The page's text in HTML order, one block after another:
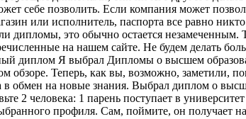
себе позволить. Если компания может
или исполнитель, паспорта все равно
дипломы, это обычно остается незамеченным.
на нашем сайте. Не будем делать
диплом Я выбрал Дипломы о высшем
обзоре. Теперь, как вы, возможно, заметили,
в обмен на новые знания. Выбрал диплом о
2 человека: 1 парень поступает в
профиля. Сам, поймите, он получает